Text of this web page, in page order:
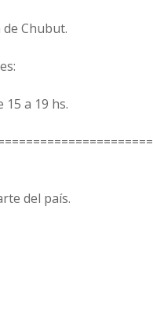
Chubut.
15 a 19 hs.
del país.